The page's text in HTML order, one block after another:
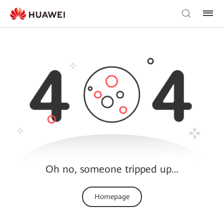
Oh no, someone tripped up…
Homepage